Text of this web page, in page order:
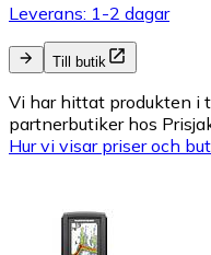
Leverans: 1-2 dagar
Till butik
Vi har hittat produkten i
partnerbutiker hos
Hur vi visar priser och